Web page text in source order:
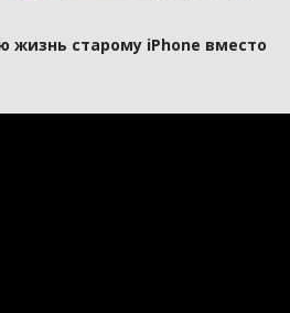
жизнь старому iPhone вместо